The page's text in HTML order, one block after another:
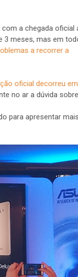
com a chegada oficial
3 meses, mas em
a recorrer a
oficial decorreu em
no ar a dúvida
para apresentar mais